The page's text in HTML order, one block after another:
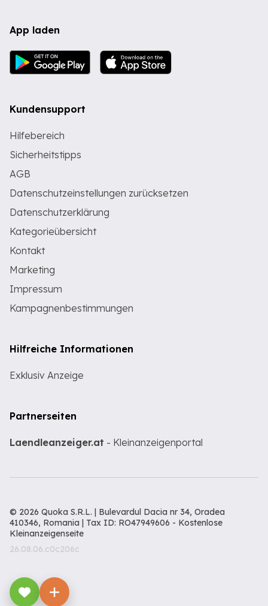
App laden
Kundensupport
Hilfebereich
Sicherheitstipps
AGB
Datenschutzeinstellungen zurücksetzen
Datenschutzerklärung
Kategorieübersicht
Kontakt
Marketing
Impressum
Kampagnenbestimmungen
Hilfreiche Informationen
Exklusiv Anzeige
Partnerseiten
Laendleanzeiger.at - Kleinanzeigenportal
© 2026 Quoka S.R.L. | Bulevardul Dacia nr 34, Oradea
410346, Romania | Tax ID: RO47949606 - Kostenlose
Kleinanzeigenseite
26.08.06.c0c206c